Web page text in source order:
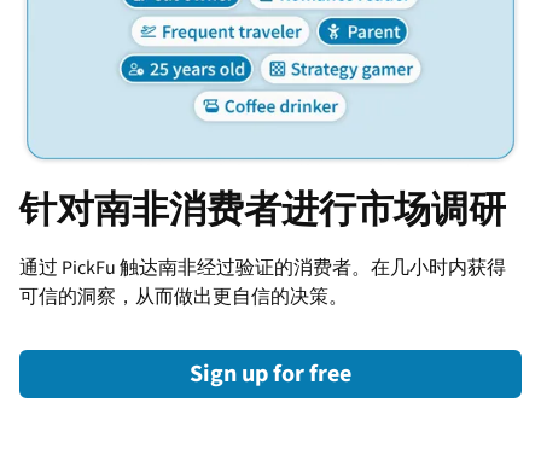
针对南非消费者进行市场调研
通过 PickFu 触达南非经过验证的消费者。在几小时内获得
可信的洞察，从而做出更自信的决策。
Sign up for free